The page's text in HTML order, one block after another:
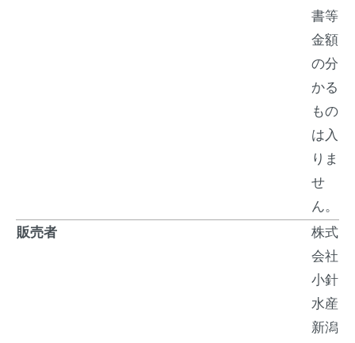
書等
金額
の分
かる
もの
は入
りま
せ
ん。
販売者
株式
会社
小針
水産
新潟